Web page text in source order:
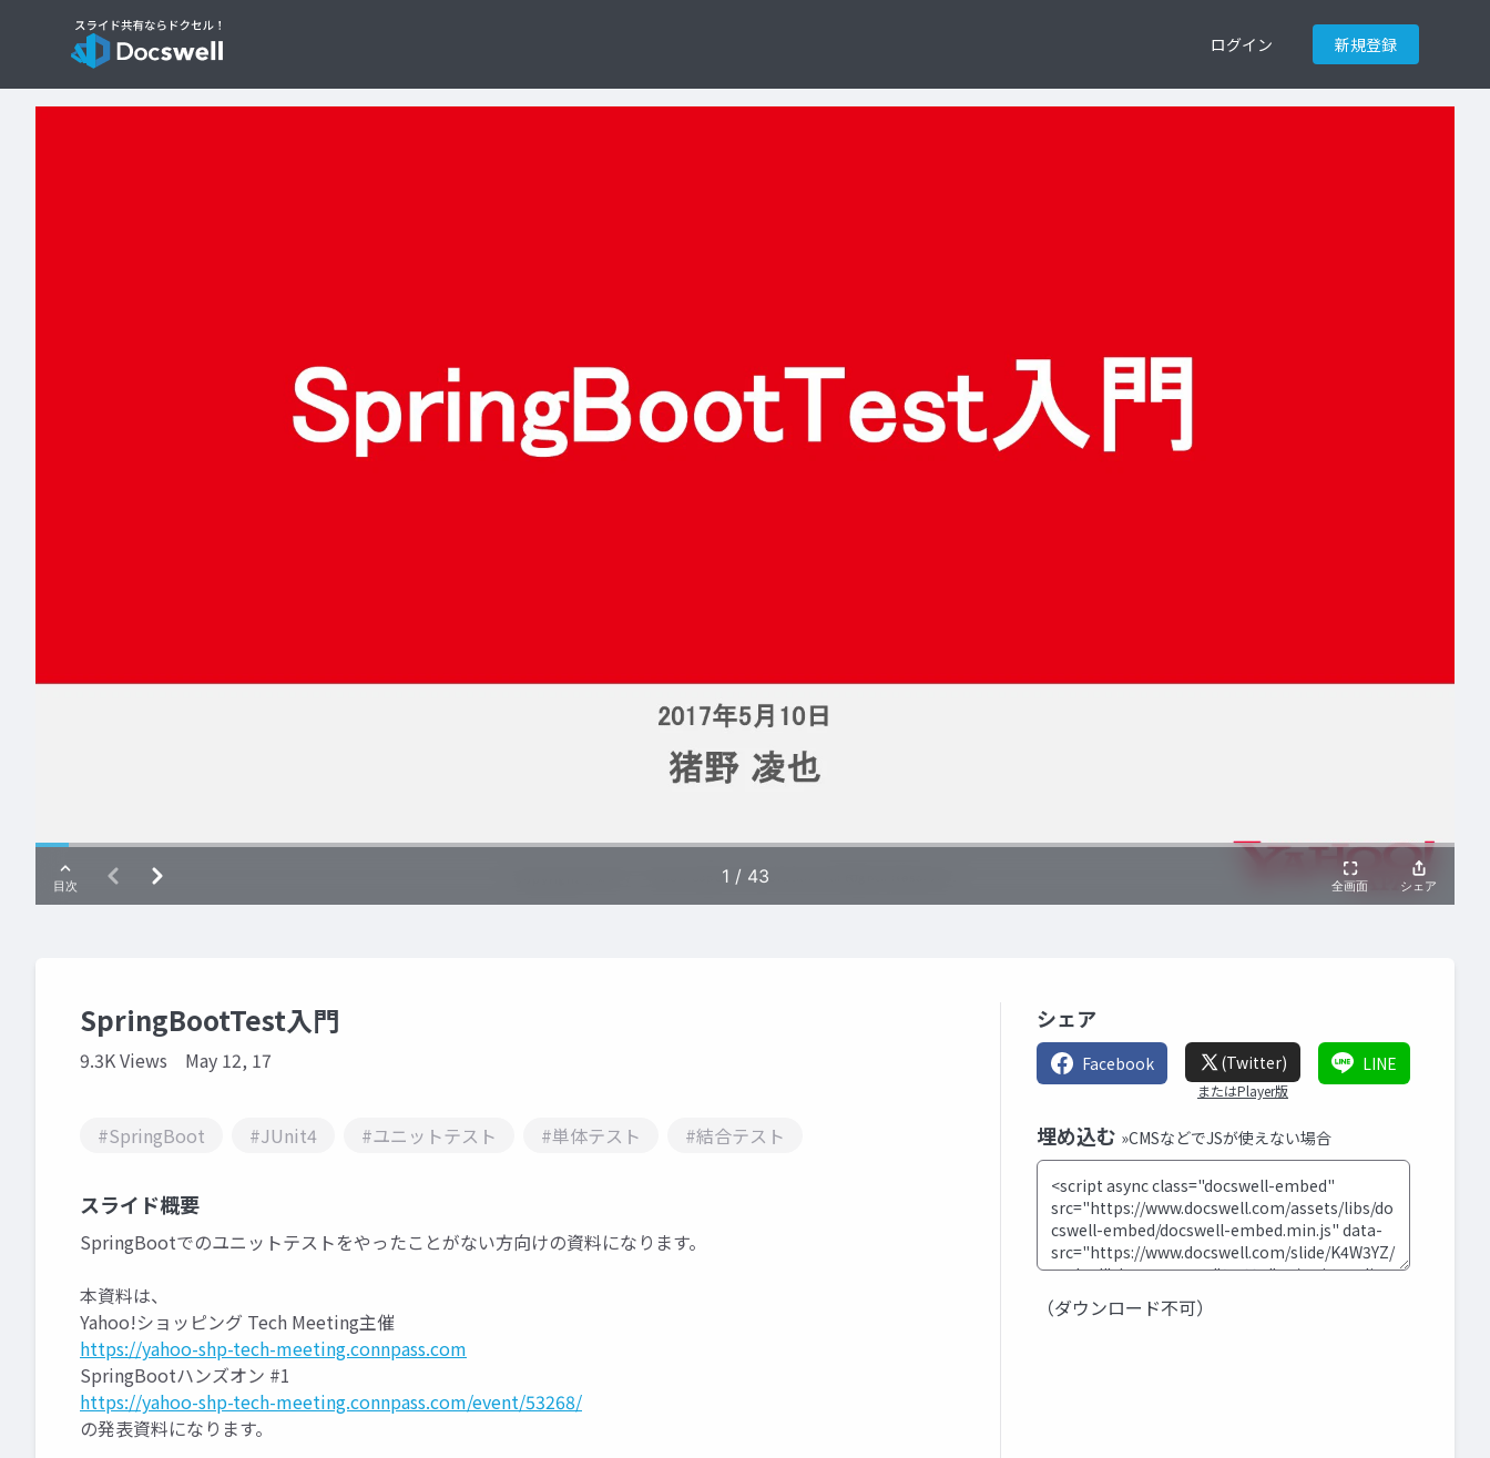
ログイン 新規登録
SpringBootTest入門
9.3K Views May 12, 17
#SpringBoot #JUnit4 #ユニットテスト #単体テスト #結合テスト
スライド概要
SpringBootでのユニットテストをやったことがない方向けの資料になります。
本資料は、
Yahoo!ショッピング Tech Meeting主催
https://yahoo-shp-tech-meeting.connpass.com
SpringBootハンズオン #1
https://yahoo-shp-tech-meeting.connpass.com/event/53268/
の発表資料になります。
シェア
Facebook (Twitter)
またはPlayer版
LINE
埋め込む »CMSなどでJSが使えない場合
（ダウンロード不可）